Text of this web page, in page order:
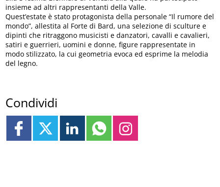
insieme ad altri rappresentanti della Valle.
Quest’estate è stato protagonista della personale “Il rumore del
mondo”, allestita al Forte di Bard, una selezione di sculture e
dipinti che ritraggono musicisti e danzatori, cavalli e cavalieri,
satiri e guerrieri, uomini e donne, figure rappresentate in
modo stilizzato, la cui geometria evoca ed esprime la melodia
del legno.
Condividi